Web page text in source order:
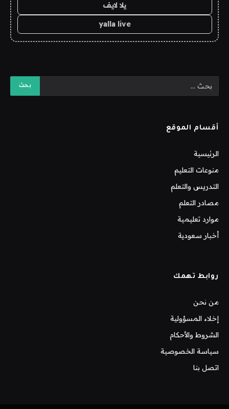
يلا لايف
yalla live
أقسام الموقع
الرئيسية
منوعات التعليم
التدريس والتعلم
مصادر التعلم
موارد تعليمية
أخبار سعودية
روابط تهمك
من نحن
إخلاء المسؤولية
الشروط والأحكام
سياسة الخصوصية
اتصل بنا